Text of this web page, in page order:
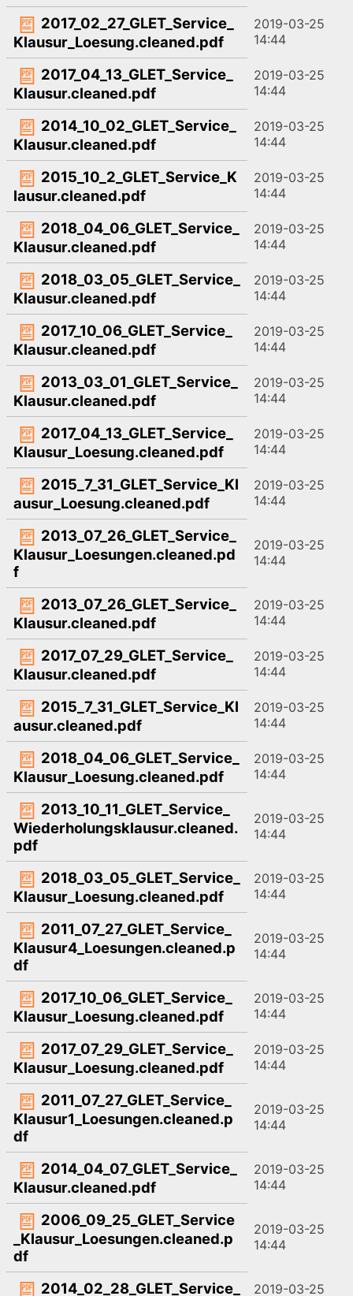
2017_02_27_GLET_Service_
Klausur_Loesung.cleaned.pdf
2019-03-25
14:44
2017_04_13_GLET_Service_
Klausur.cleaned.pdf
2019-03-25
14:44
2014_10_02_GLET_Service_
Klausur.cleaned.pdf
2019-03-25
14:44
2015_10_2_GLET_Service_K
lausur.cleaned.pdf
2019-03-25
14:44
2018_04_06_GLET_Service_
Klausur.cleaned.pdf
2019-03-25
14:44
2018_03_05_GLET_Service_
Klausur.cleaned.pdf
2019-03-25
14:44
2017_10_06_GLET_Service_
Klausur.cleaned.pdf
2019-03-25
14:44
2013_03_01_GLET_Service_
Klausur.cleaned.pdf
2019-03-25
14:44
2017_04_13_GLET_Service_
Klausur_Loesung.cleaned.pdf
2019-03-25
14:44
2015_7_31_GLET_Service_Kl
ausur_Loesung.cleaned.pdf
2019-03-25
14:44
2013_07_26_GLET_Service_
Klausur_Loesungen.cleaned.pd
f
2019-03-25
14:44
2013_07_26_GLET_Service_
Klausur.cleaned.pdf
2019-03-25
14:44
2017_07_29_GLET_Service_
Klausur.cleaned.pdf
2019-03-25
14:44
2015_7_31_GLET_Service_Kl
ausur.cleaned.pdf
2019-03-25
14:44
2018_04_06_GLET_Service_
Klausur_Loesung.cleaned.pdf
2019-03-25
14:44
2013_10_11_GLET_Service_
Wiederholungsklausur.cleaned.
pdf
2019-03-25
14:44
2018_03_05_GLET_Service_
Klausur_Loesung.cleaned.pdf
2019-03-25
14:44
2011_07_27_GLET_Service_
Klausur4_Loesungen.cleaned.p
df
2019-03-25
14:44
2017_10_06_GLET_Service_
Klausur_Loesung.cleaned.pdf
2019-03-25
14:44
2017_07_29_GLET_Service_
Klausur_Loesung.cleaned.pdf
2019-03-25
14:44
2011_07_27_GLET_Service_
Klausur1_Loesungen.cleaned.p
df
2019-03-25
14:44
2014_04_07_GLET_Service_
Klausur.cleaned.pdf
2019-03-25
14:44
2006_09_25_GLET_Service
_Klausur_Loesungen.cleaned.p
df
2019-03-25
14:44
2014_02_28_GLET_Service_ 2019-03-25